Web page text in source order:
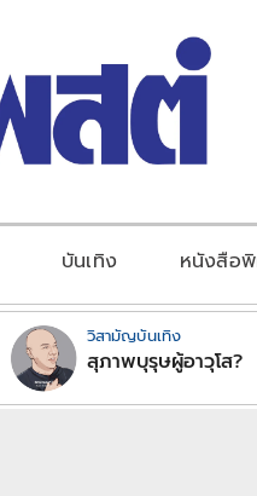
บันเทิง หนังสือ
วิสามัญบันเทิง
สุภาพบุรุษผู้อาวุโส?